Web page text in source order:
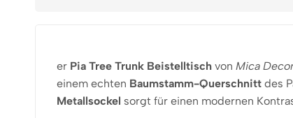
er Pia Tree Trunk Beistelltisch von Mica
einem echten Baumstamm-Querschnitt des
Metallsockel sorgt für einen modernen